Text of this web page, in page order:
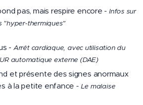
pas, mais respire encore - Infos sur
"hyper-thermiques"
- Arrêt cardiaque, avec utilisation du
automatique externe (DAE)
et présente des signes anormaux
à la petite enfance - Le malaise